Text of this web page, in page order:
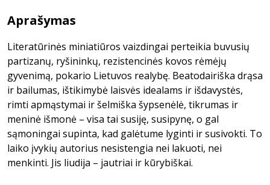
Aprašymas
Literatūrinės miniatiūros vaizdingai perteikia buvusių
partizanų, ryšininkų, rezistencinės kovos rėmėjų
gyvenimą, pokario Lietuvos realybę. Beatodairiška drąsa
ir bailumas, ištikimybė laisvės idealams ir išdavystės,
rimti apmąstymai ir šelmiška šypsenėlė, tikrumas ir
meninė išmonė – visa tai susiję, susipynę, o gal
sąmoningai supinta, kad galėtume lyginti ir susivokti. To
laiko įvykių autorius nesistengia nei lakuoti, nei
menkinti. Jis liudija – jautriai ir kūrybiškai.